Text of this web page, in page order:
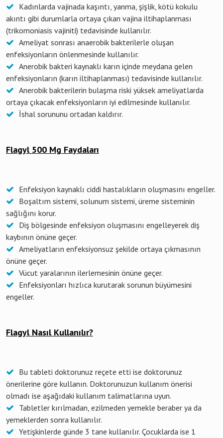
Kadınlarda vajinada kaşıntı, yanma, şişlik, kötü kokulu
akıntı gibi durumlarla ortaya çıkan vajina iltihaplanması
(trikomoniasis vajiniti) tedavisinde kullanılır.
Ameliyat sonrası anaerobik bakterilerle oluşan
enfeksiyonların önlenmesinde kullanılır.
Anerobik bakteri kaynaklı karın içinde meydana gelen
enfeksiyonların (karın iltihaplanması) tedavisinde kullanılır.
Anerobik bakterilerin bulaşma riski yüksek ameliyatlarda
ortaya çıkacak enfeksiyonların iyi edilmesinde kullanılır.
İshal sorununu ortadan kaldırır.
Flagyl 500 Mg Faydaları
Enfeksiyon kaynaklı ciddi hastalıkların oluşmasını engeller.
Boşaltım sistemi, solunum sistemi, üreme sisteminin
sağlığını korur.
Diş bölgesinde enfeksiyon oluşmasını engelleyerek diş
kaybının önüne geçer.
Ameliyatların enfeksiyonsuz şekilde ortaya çıkmasının
önüne geçer.
Vücut yaralarının ilerlemesinin önüne geçer.
Enfeksiyonları hızlıca kurutarak sorunun büyümesini
engeller.
Flagyl Nasıl Kullanılır?
Bu tableti doktorunuz reçete etti ise doktorunuz
önerilerine göre kullanın. Doktorunuzun kullanım önerisi
olmadı ise aşağıdaki kullanım talimatlarına uyun.
Tabletler kırılmadan, ezilmeden yemekle beraber ya da
yemeklerden sonra kullanılır.
Yetişkinlerde günde 3 tane kullanılır. Çocuklarda ise 1